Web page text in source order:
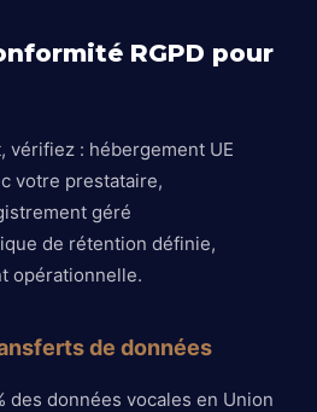
RGPD pour
vérifiez : hébergement UE
votre prestataire,
géré
de rétention définie,
opérationnelle.
de données
des données vocales en Union